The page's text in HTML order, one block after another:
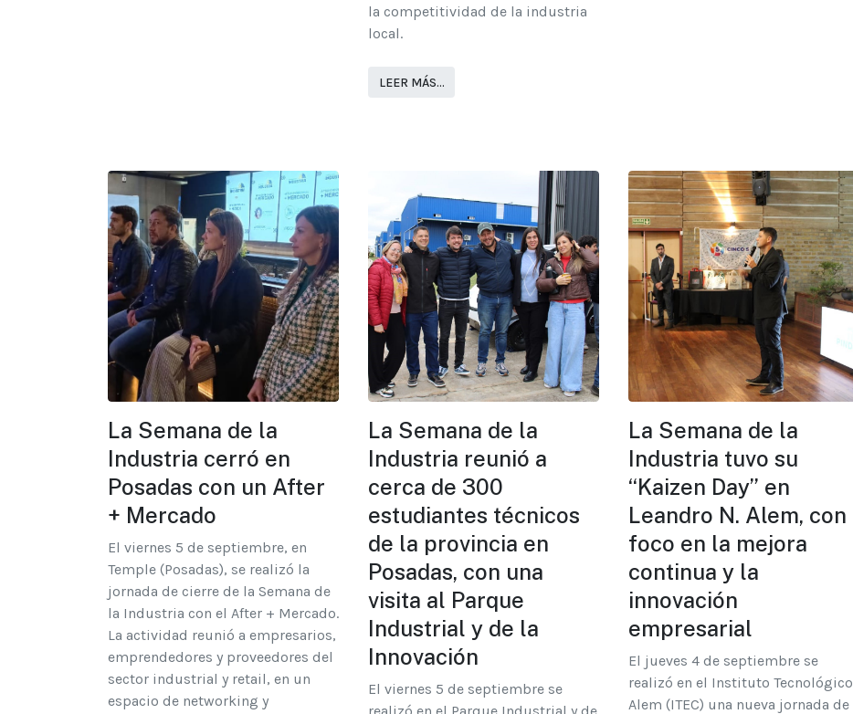
la competitividad de la industria
local.
LEER MÁS…
La Semana de la
Industria cerró en
Posadas con un After
+ Mercado
El viernes 5 de septiembre, en
Temple (Posadas), se realizó la
jornada de cierre de la Semana de
la Industria con el After + Mercado.
La actividad reunió a empresarios,
emprendedores y proveedores del
sector industrial y retail, en un
espacio de networking y
La Semana de la
Industria reunió a
cerca de 300
estudiantes técnicos
de la provincia en
Posadas, con una
visita al Parque
Industrial y de la
Innovación
El viernes 5 de septiembre se
La Semana de la
Industria tuvo su
“Kaizen Day” en
Leandro N. Alem, con
foco en la mejora
continua y la
innovación
empresarial
El jueves 4 de septiembre se
realizó en el Instituto Tecnológico
Alem (ITEC) una nueva jornada de